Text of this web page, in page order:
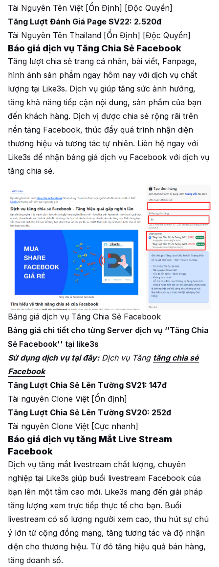
Tài Nguyên Tên Việt [Ổn Định] [Độc Quyền]
Tăng Lượt Đánh Giá Page SV22: 2.520đ
Tài Nguyên Tên Thailand [Ổn Định] [Độc Quyền]
Báo giá dịch vụ Tăng Chia Sẻ Facebook
Tăng lượt chia sẻ trang cá nhân, bài viết, Fanpage,
hình ảnh sản phẩm ngay hôm nay với dịch vụ chất
lượng tại Like3s. Dịch vụ giúp tăng sức ảnh hưởng,
tăng khả năng tiếp cận nội dung, sản phẩm của bạn
đến khách hàng. Dịch vị được chia sẻ rộng rãi trên
nền tảng Facebook, thúc đẩy quá trình nhận diện
thương hiệu và tương tác tự nhiên. Liên hệ ngay với
Like3s để nhận bảng giá dịch vụ Facebook với dịch vụ
tăng chia sẻ.
Bảng giá dịch vụ Tăng Chia Sẻ Facebook
Bảng giá chi tiết cho từng Server dịch vụ ‘’Tăng Chia
Sẻ Facebook'' tại like3s
Sử dụng dịch vụ tại đây:Dịch vụ Tăng tăng chia sẻ
Facebook
Tăng Lượt Chia Sẻ Lên Tường SV21: 147đ
Tài nguyên Clone Việt [Ổn định]
Tăng Lượt Chia Sẻ Lên Tường SV20: 252đ
Tài nguyên Clone Việt [Cực nhanh]
Báo giá dịch vụ tăng Mắt Live Stream
Facebook
Dịch vụ tăng mắt livestream chất lượng, chuyên
nghiệp tại Like3s giúp buổi livestream Facebook của
bạn lên một tầm cao mới. Like3s mang đến giải pháp
tăng lượng xem trực tiếp thực tế cho bạn. Buổi
livestream có số lượng người xem cao, thu hút sự chú
ý lớn từ cộng đồng mạng, tăng tương tác và độ nhận
diện cho thương hiệu. Từ đó tăng hiệu quả bán hàng,
tăng doanh số.